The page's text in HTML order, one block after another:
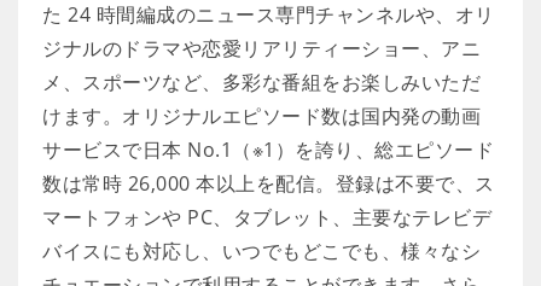
た 24 時間編成のニュース専門チャンネルや、オリ
ジナルのドラマや恋愛リアリティーショー、アニ
メ、スポーツなど、多彩な番組をお楽しみいただ
けます。オリジナルエピソード数は国内発の動画
サービスで日本 No.1（※1）を誇り、総エピソード
数は常時 26,000 本以上を配信。登録は不要で、ス
マートフォンや PC、タブレット、主要なテレビデ
バイスにも対応し、いつでもどこでも、様々なシ